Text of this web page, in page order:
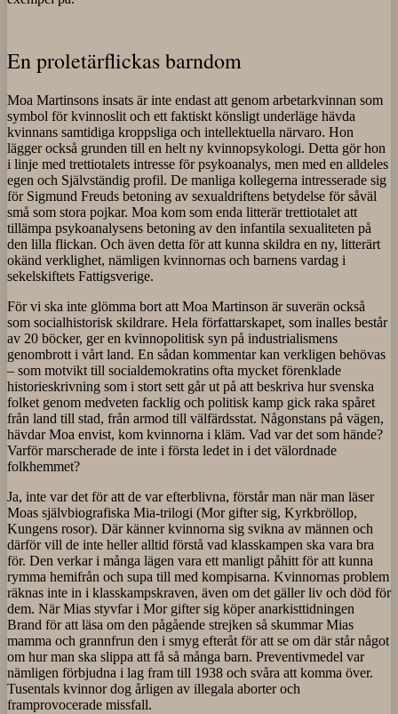
En proletärflickas barndom
Moa Martinsons insats är inte endast att genom arbetarkvinnan som
symbol för kvinnoslit och ett faktiskt könsligt underläge hävda
kvinnans samtidiga kroppsliga och intellektuella närvaro. Hon
lägger också grunden till en helt ny kvinnopsykologi. Detta gör hon
i linje med trettiotalets intresse för psykoanalys, men med en alldeles
egen och Självständig profil. De manliga kollegerna intresserade sig
för Sigmund Freuds betoning av sexualdriftens betydelse för såväl
små som stora pojkar. Moa kom som enda litterär trettiotalet att
tillämpa psykoanalysens betoning av den infantila sexualiteten på
den lilla flickan. Och även detta för att kunna skildra en ny, litterärt
okänd verklighet, nämligen kvinnornas och barnens vardag i
sekelskiftets Fattigsverige.
För vi ska inte glömma bort att Moa Martinson är suverän också
som socialhistorisk skildrare. Hela författarskapet, som inalles består
av 20 böcker, ger en kvinnopolitisk syn på industrialismens
genombrott i vårt land. En sådan kommentar kan verkligen behövas
– som motvikt till socialdemokratins ofta mycket förenklade
historieskrivning som i stort sett går ut på att beskriva hur svenska
folket genom medveten facklig och politisk kamp gick raka spåret
från land till stad, från armod till välfärdsstat. Någonstans på vägen,
hävdar Moa envist, kom kvinnorna i kläm. Vad var det som hände?
Varför marscherade de inte i första ledet in i det välordnade
folkhemmet?
Ja, inte var det för att de var efterblivna, förstår man när man läser
Moas självbiografiska Mia-trilogi (Mor gifter sig, Kyrkbröllop,
Kungens rosor). Där känner kvinnorna sig svikna av männen och
därför vill de inte heller alltid förstå vad klasskampen ska vara bra
för. Den verkar i många lägen vara ett manligt påhitt för att kunna
rymma hemifrån och supa till med kompisarna. Kvinnornas problem
räknas inte in i klasskampskraven, även om det gäller liv och död för
dem. När Mias styvfar i Mor gifter sig köper anarkisttidningen
Brand för att läsa om den pågående strejken så skummar Mias
mamma och grannfrun den i smyg efteråt för att se om där står något
om hur man ska slippa att få så många barn. Preventivmedel var
nämligen förbjudna i lag fram till 1938 och svåra att komma över.
Tusentals kvinnor dog årligen av illegala aborter och
framprovocerade missfall.